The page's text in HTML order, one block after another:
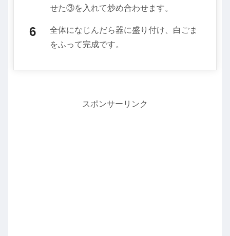
せた③を入れて炒め合わせます。
全体になじんだら器に盛り付け、白ごま
をふって完成です。
スポンサーリンク